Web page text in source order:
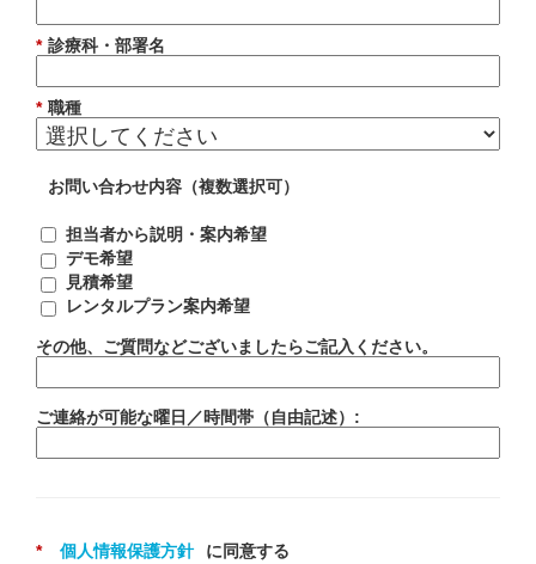
* 診療科・部署名
* 職種
お問い合わせ内容（複数選択可）
担当者から説明・案内希望
デモ希望
見積希望
レンタルプラン案内希望
その他、ご質問などございましたらご記入ください。
ご連絡が可能な曜日／時間帯（自由記述）:
* 個人情報保護方針 に同意する